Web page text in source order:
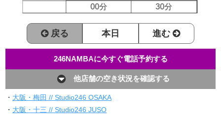
00分
30分
戻る 本日 進む
246NAMBAに今すぐ電話予約する
他店舗の空き状況を確認する
・ 大阪・梅田 // Studio246 OSAKA
・ 大阪・十三 // Studio246 JUSO